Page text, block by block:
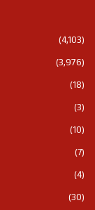
(4,103)
(3,976)
(18)
(3)
(10)
(7)
(4)
(30)